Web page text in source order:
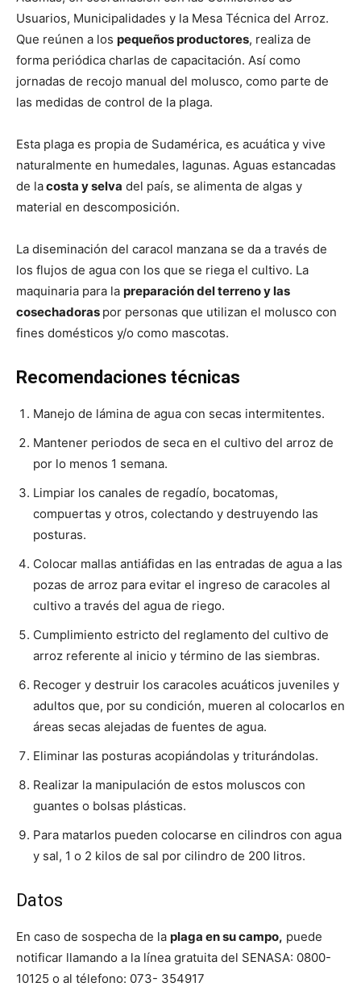
Usuarios, Municipalidades y la Mesa Técnica del Arroz.
Que reúnen a los pequeños productores, realiza de
forma periódica charlas de capacitación. Así como
jornadas de recojo manual del molusco, como parte de
las medidas de control de la plaga.
Esta plaga es propia de Sudamérica, es acuática y vive
naturalmente en humedales, lagunas. Aguas estancadas
de lacosta y selva del país, se alimenta de algas y
material en descomposición.
La diseminación del caracol manzana se da a través de
los flujos de agua con los que se riega el cultivo. La
maquinaria para la preparación del terreno y las
cosechadoras por personas que utilizan el molusco con
fines domésticos y/o como mascotas.
Recomendaciones técnicas
Manejo de lámina de agua con secas intermitentes.
Mantener periodos de seca en el cultivo del arroz de
por lo menos 1 semana.
Limpiar los canales de regadío, bocatomas,
compuertas y otros, colectando y destruyendo las
posturas.
Colocar mallas antiáfidas en las entradas de agua a las
pozas de arroz para evitar el ingreso de caracoles al
cultivo a través del agua de riego.
Cumplimiento estricto del reglamento del cultivo de
arroz referente al inicio y término de las siembras.
Recoger y destruir los caracoles acuáticos juveniles y
adultos que, por su condición, mueren al colocarlos en
áreas secas alejadas de fuentes de agua.
Eliminar las posturas acopiándolas y triturándolas.
Realizar la manipulación de estos moluscos con
guantes o bolsas plásticas.
Para matarlos pueden colocarse en cilindros con agua
y sal, 1 o 2 kilos de sal por cilindro de 200 litros.
Datos
En caso de sospecha de la plaga en su campo, puede
notificar llamando a la línea gratuita del SENASA: 0800-
10125 o al télefono: 073- 354917